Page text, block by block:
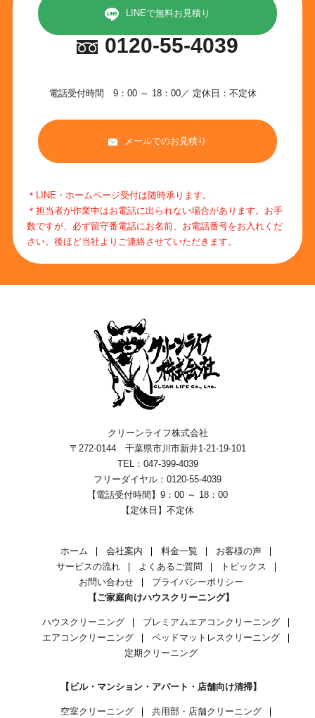
LINEで無料お見積り
0120-55-4039
電話受付時間 9：00 ～ 18：00／ 定休日：不定休
メールでのお見積り
＊LINE・ホームページ受付は随時承ります。
＊担当者が作業中はお電話に出られない場合があります。お手
数ですが、必ず留守番電話にお名前、お電話番号をお入れくだ
さい。後ほど当社よりご連絡させていただきます。
クリーンライフ株式会社
〒272-0144 千葉県市川市新井1-21-19-101
TEL：047-399-4039
フリーダイヤル：0120-55-4039
【電話受付時間】9：00 ～ 18：00
【定休日】不定休
ホーム 会社案内 料金一覧
お客様の声
サービスの流れ
よくあるご質問
トピックス
お問い合わせ
プライバシーポリシー
【ご家庭向けハウスクリーニング】
ハウスクリーニング
プレミアムエアコンクリーニング
エアコンクリーニング
ベッドマットレスクリーニング
定期クリーニング
【ビル・マンション・アパート・店舗向け清掃】
空室クリーニング 共用部・店舗クリーニング